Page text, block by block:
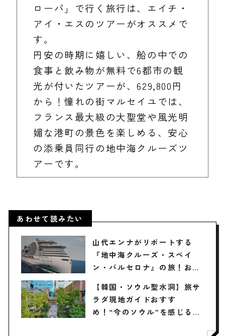
ローパ」で行く旅行は、エイチ・
アイ・エスのツアーがオススメで
す。
円安の時期に嬉しい、船の中での
食事と飲み物が無料で6都市の観
光が付いたツアーが、629,800円
から！憧れの街マルセイユでは、
フランス最大級の大聖堂や風光明
媚な港町の景色を楽しめる、安心
の添乗員同行の地中海クルーズツ
アーです。
あわせて読みたい
山代エンナがリポートする
『地中海クルーズ・スペイ
ン・バルセロナ』の旅！おす
紹介 2026年5月16日放送
【韓国・ソウル聖水洞】旅サ
ラダ現地ガイドおすす
め！“今のソウル”を感じる最